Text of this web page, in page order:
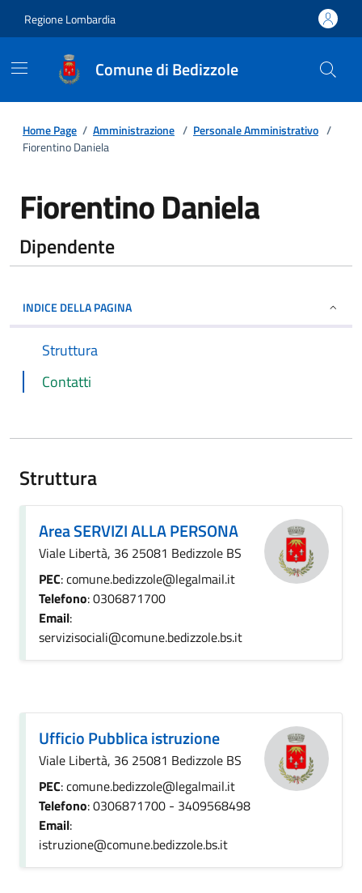
Regione Lombardia
Comune di Bedizzole
Home Page / Amministrazione / Personale Amministrativo /
Fiorentino Daniela
Fiorentino Daniela
Dipendente
INDICE DELLA PAGINA
Struttura
Contatti
Struttura
Area SERVIZI ALLA PERSONA
Viale Libertà, 36 25081 Bedizzole BS
PEC: comune.bedizzole@legalmail.it
Telefono: 0306871700
Email:
servizisociali@comune.bedizzole.bs.it
Ufficio Pubblica istruzione
Viale Libertà, 36 25081 Bedizzole BS
PEC: comune.bedizzole@legalmail.it
Telefono: 0306871700 - 3409568498
Email:
istruzione@comune.bedizzole.bs.it